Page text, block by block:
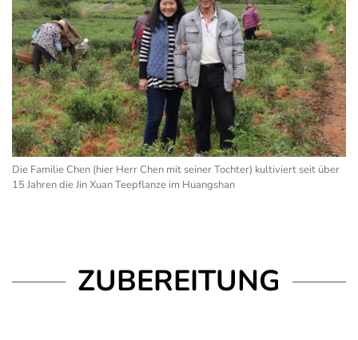
Die Familie Chen (hier Herr Chen mit seiner Tochter) kultiviert seit über
15 Jahren die Jin Xuan Teepflanze im Huangshan
ZUBEREITUNG